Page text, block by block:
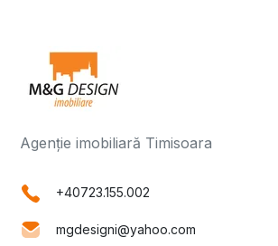
Agenție imobiliară Timisoara
+40723.155.002
mgdesigni@yahoo.com